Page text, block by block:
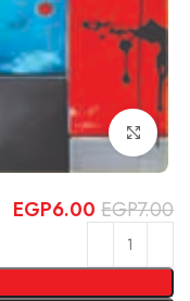
Click to enlarge
EGP7.00
EGP6.00